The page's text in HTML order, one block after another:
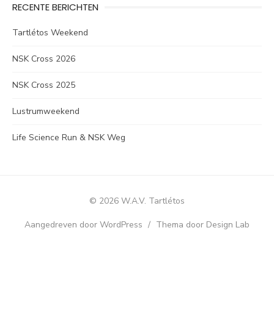
RECENTE BERICHTEN
Tartlétos Weekend
NSK Cross 2026
NSK Cross 2025
Lustrumweekend
Life Science Run & NSK Weg
© 2026 W.A.V. Tartlétos
Aangedreven door WordPress / Thema door Design Lab